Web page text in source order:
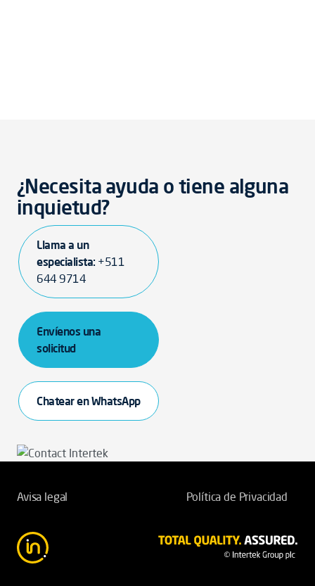
¿Necesita ayuda o tiene alguna
inquietud?
Llama a un
especialista: +511
644 9714
Envíenos una
solicitud
Chatear en WhatsApp
Avisa legal Política de Privacidad